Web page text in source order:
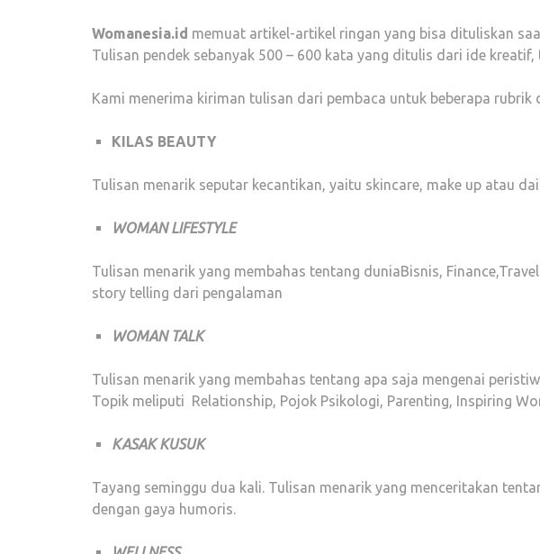
Womanesia.id memuat artikel-artikel ringan yang bisa dituliskan
Tulisan pendek sebanyak 500 – 600 kata yang ditulis dari ide kreatif,
Kami menerima kiriman tulisan dari pembaca untuk beberapa rubrik
KILAS BEAUTY
Tulisan menarik seputar kecantikan, yaitu skincare, make up atau
WOMAN LIFESTYLE
Tulisan menarik yang membahas tentang duniaBisnis,
story telling dari pengalaman
WOMAN TALK
Tulisan menarik yang membahas tentang apa saja mengenai
Topik meliputi Relationship, Pojok Psikologi, Parenting, Inspiring
KASAK KUSUK
Tayang seminggu dua kali. Tulisan menarik yang menceritakan
dengan gaya humoris.